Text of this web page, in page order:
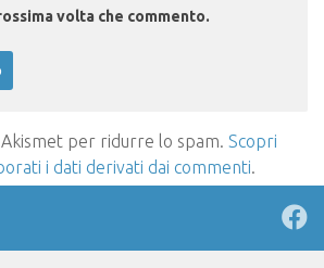
volta che commento.
per ridurre lo spam. Scopri
i dati derivati dai commenti.